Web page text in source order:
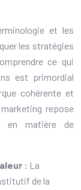
et les
les stratégies
ce qui
est primordial
cohérente et
repose
en matière de
: La
de la